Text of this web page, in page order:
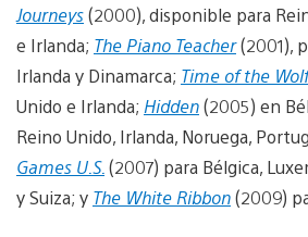
Journeys(2000), disponible para
e Irlanda; The Piano Teacher(2001),
Irlanda y Dinamarca; Time of the Wolf
Unido e Irlanda; Hidden(2005) en
Reino Unido, Irlanda, Noruega,
Games U.S. (2007) para Bélgica,
y Suiza; y The White Ribbon(2009)